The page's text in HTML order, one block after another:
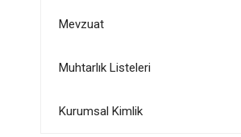
Mevzuat
Muhtarlık Listeleri
Kurumsal Kimlik